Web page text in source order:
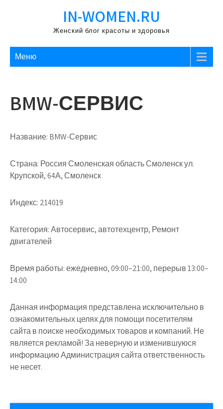
IN-WOMEN.RU
Женский блог красоты и здоровья
Меню
BMW-СЕРВИС
Название: BMW-Сервис
Страна: Россия Смоленская область Смоленск ул.
Крупской, 64А, Смоленск
Индекс: 214019
Категория:Автосервис, автотехцентр, Ремонт
двигателей
Время работы:ежедневно, 09:00–21:00, перерыв 13:00–
14:00
Данная информация представлена исключительно в
ознакомительных целях для помощи посетителям
сайта в поиске необходимых товаров и компаний. Не
является рекламой! За неверную и изменившуюся
информацию Администрация сайта ответственность
не несет.